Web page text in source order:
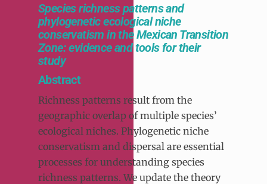
Species richness patterns and
phylogenetic ecological niche
conservatism in the Mexican Transition
Zone: evidence and tools for their
study
Abstract
Richness patterns result from the
geographic overlap of multiple species’
ecological niches. Phylogenetic niche
conservatism and dispersal are essential
processes for understanding species
richness patterns. We update the theory